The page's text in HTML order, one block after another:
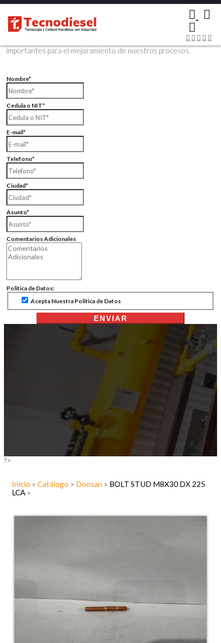
Contáctenos Vía Email
Envíenos sus datos con sus comentarios, sus opiniones son muy
importantes para el mejoramiento de nuestros procesos.
Nombre*
Cedula o NIT*
E-mail*
Telefono*
Ciudad*
Asunto*
Comentarios Adicionales
Politica de Datos:
Acepta Nuestra Politica de Datos
ENVIAR
?>
Inicio > Catálogo > Doosan > BOLT STUD M8X30 DX 225
LCA >